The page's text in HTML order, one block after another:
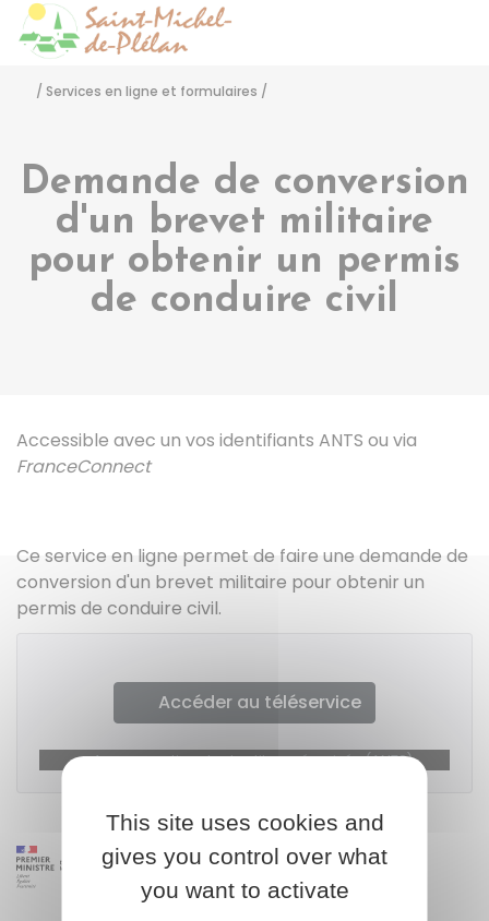
/ Services en ligne et formulaires /
Demande de conversion
d'un brevet militaire
pour obtenir un permis
de conduire civil
Accessible avec un vos identifiants ANTS ou via
FranceConnect
Ce service en ligne permet de faire une demande de
conversion d'un brevet militaire pour obtenir un
permis de conduire civil.
Accéder au téléservice
Agence nationale des titres sécurisés (ANTS)
This site uses cookies and
gives you control over what
you want to activate